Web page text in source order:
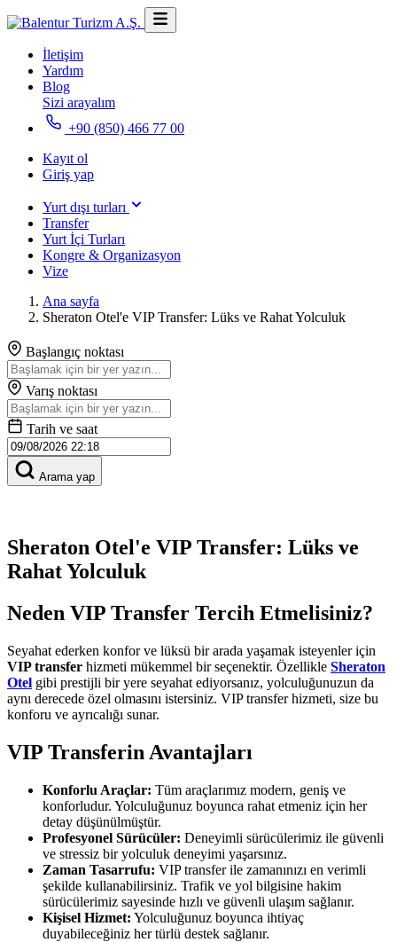
İletişim
Yardım
Blog
Sizi arayalım
+90 (850) 466 77 00
Kayıt ol
Giriş yap
Yurt dışı turları
Transfer
Yurt İçi Turları
Kongre & Organizasyon
Vize
Ana sayfa
Sheraton Otel'e VIP Transfer: Lüks ve Rahat Yolculuk
Başlangıç noktası
Varış noktası
Tarih ve saat
Arama yap
Sheraton Otel'e VIP Transfer: Lüks ve
Rahat Yolculuk
Neden VIP Transfer Tercih Etmelisiniz?
Seyahat ederken konfor ve lüksü bir arada yaşamak isteyenler için
VIP transfer hizmeti mükemmel bir seçenektir. Özellikle Sheraton
Otel gibi prestijli bir yere seyahat ediyorsanız, yolculuğunuzun da
aynı derecede özel olmasını istersiniz. VIP transfer hizmeti, size bu
konforu ve ayrıcalığı sunar.
VIP Transferin Avantajları
Konforlu Araçlar: Tüm araçlarımız modern, geniş ve
konforludur. Yolculuğunuz boyunca rahat etmeniz için her
detay düşünülmüştür.
Profesyonel Sürücüler: Deneyimli sürücülerimiz ile güvenli
ve stressiz bir yolculuk deneyimi yaşarsınız.
Zaman Tasarrufu: VIP transfer ile zamanınızı en verimli
şekilde kullanabilirsiniz. Trafik ve yol bilgisine hakim
sürücülerimiz sayesinde hızlı ve güvenli ulaşım sağlanır.
Kişisel Hizmet: Yolculuğunuz boyunca ihtiyaç
duyabileceğiniz her türlü destek sağlanır.